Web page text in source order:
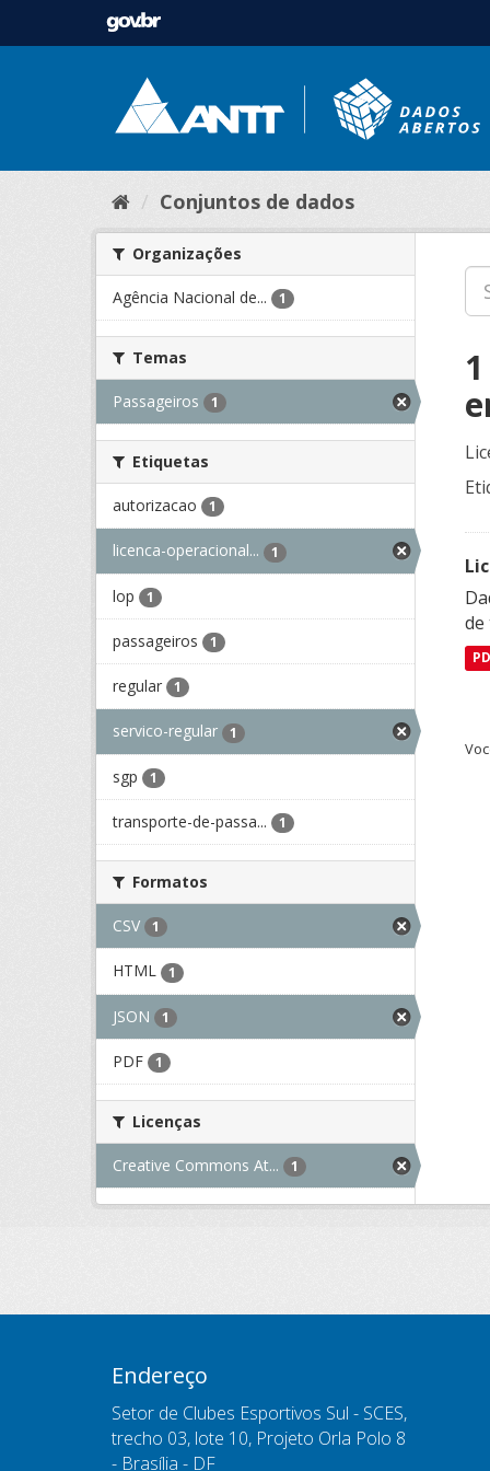
Conjuntos de dados
Organizações
Agência Nacional de... 1
Temas
Passageiros 1
Etiquetas
autorizacao 1
licenca-operacional... 1
lop 1
passageiros 1
regular 1
servico-regular 1
sgp 1
transporte-de-passa... 1
Formatos
CSV 1
HTML 1
JSON 1
PDF 1
Licenças
Creative Commons At... 1
de
Endereço
Setor de Clubes Esportivos Sul - SCES,
trecho 03, lote 10, Projeto Orla Polo 8
- Brasília - DF